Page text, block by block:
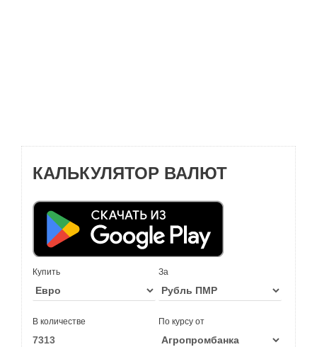
КАЛЬКУЛЯТОР ВАЛЮТ
Купить За
В количестве По курсу от